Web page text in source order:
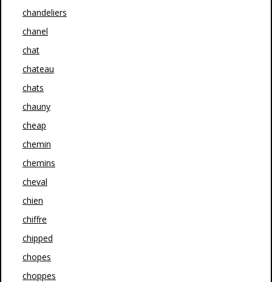
chandeliers
chanel
chat
chateau
chats
chauny
cheap
chemin
chemins
cheval
chien
chiffre
chipped
chopes
choppes